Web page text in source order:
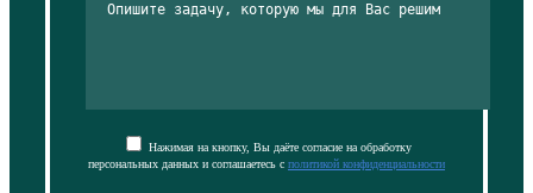
Нажимая на кнопку, Вы даёте согласие на обработку
персональных данных и соглашаетесь с политикой конфиденциальности